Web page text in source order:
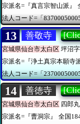
宗派名=『真言宗智山派』
法人コード=「
13 善敬寺
宮城県仙台市太白区 坪沼
宗派名=『浄土真宗本願寺派
法人コード=「
14 善徳寺
宮城県仙台市太白区 四郎
宗派名=『曹洞宗』
全国